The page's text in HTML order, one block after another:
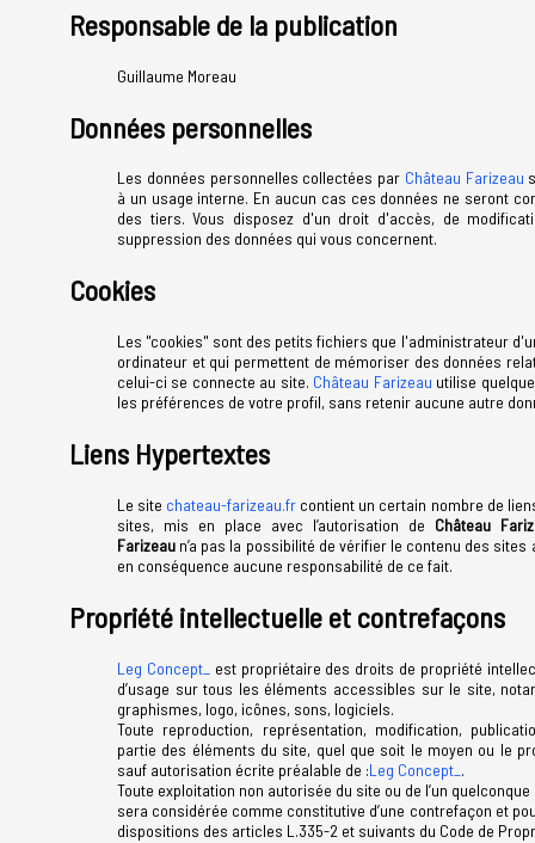
Responsable de la publication
Guillaume Moreau
Données personnelles
Les données personnelles collectées par Château Farizeau
à un usage interne. En aucun cas ces données ne seront
des tiers. Vous disposez d'un droit d'accès, de
suppression des données qui vous concernent.
Cookies
Les "cookies" sont des petits fichiers que l'administrateur
ordinateur et qui permettent de mémoriser des données
celui-ci se connecte au site. Château Farizeau utilise
les préférences de votre profil, sans retenir aucune autre
Liens Hypertextes
Le site chateau-farizeau.fr contient un certain nombre de
sites, mis en place avec l’autorisation de Château
Farizeau n’a pas la possibilité de vérifier le contenu des sites
en conséquence aucune responsabilité de ce fait.
Propriété intellectuelle et contrefaçons
Leg Concept_
est propriétaire des droits de propriété
d’usage sur tous les éléments accessibles sur le site,
graphismes, logo, icônes, sons, logiciels.
Toute reproduction, représentation, modification,
partie des éléments du site, quel que soit le moyen ou le
sauf autorisation écrite préalable de :Leg Concept_ .
Toute exploitation non autorisée du site ou de l’un
sera considérée comme constitutive d’une contrefaçon et
dispositions des articles L.335-2 et suivants du Code de